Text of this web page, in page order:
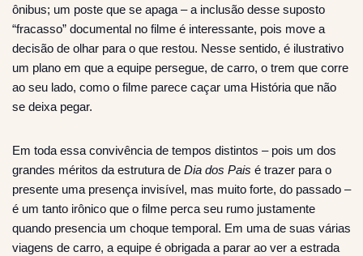
ônibus; um poste que se apaga – a inclusão desse suposto
“fracasso” documental no filme é interessante, pois move a
decisão de olhar para o que restou. Nesse sentido, é ilustrativo
um plano em que a equipe persegue, de carro, o trem que corre
ao seu lado, como o filme parece caçar uma História que não
se deixa pegar.
Em toda essa convivência de tempos distintos – pois um dos
grandes méritos da estrutura de Dia dos Pais é trazer para o
presente uma presença invisível, mas muito forte, do passado –
é um tanto irônico que o filme perca seu rumo justamente
quando presencia um choque temporal. Em uma de suas várias
viagens de carro, a equipe é obrigada a parar ao ver a estrada